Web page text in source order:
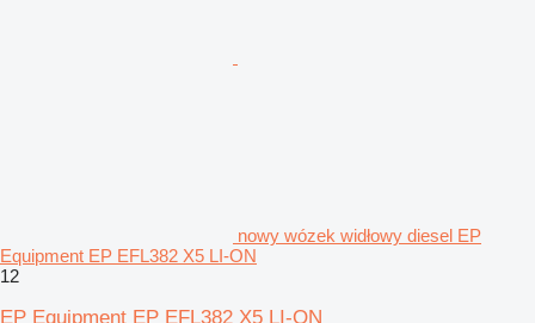
nowy wózek widłowy diesel EP
Equipment EP EFL382 X5 LI-ON
12
EP Equipment EP EFL382 X5 LI-ON